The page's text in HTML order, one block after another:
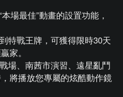
場最佳”動畫的設置功能，
特戰王牌，可獲得限時30天
家。
場、南茜市演習、遠星亂鬥
將播放您專屬的炫酷動作鏡